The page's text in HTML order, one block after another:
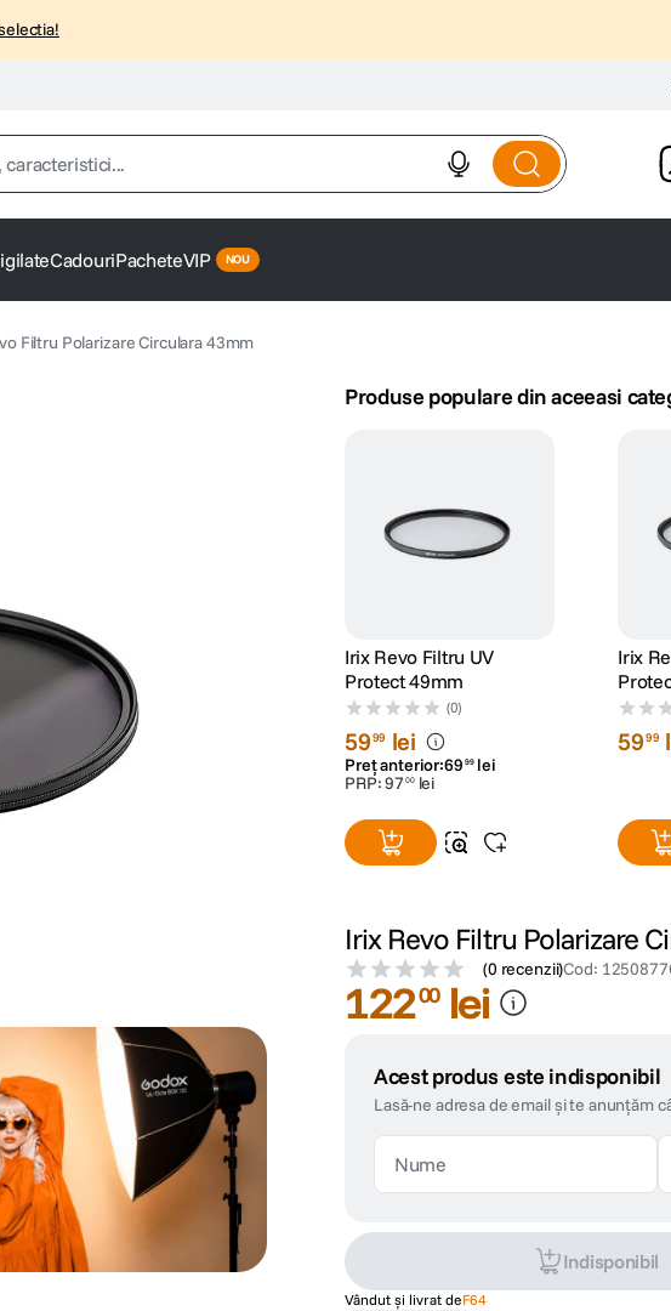
CadouriPacheteVIP
Filtru Polarizare Circulara 43mm
Produse populare din aceeasi
Irix Revo Filtru UV
Protect 49mm
(0)
5999 lei
Preț anterior:69 99 lei
PRP:97 00 lei
Irix
5999
Irix Revo Filtru Polarizare
(0 recenzii)Cod:
12200 lei
Acest produs este indisponibil
Lasă-ne adresa de email și te anunțăm
Indisponibil
Vândut și livrat deF64